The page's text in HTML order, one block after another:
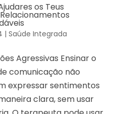
os Teus
| Saúde Integrada
Agressivas Ensinar o
comunicação não
expressar sentimentos
clara, sem usar